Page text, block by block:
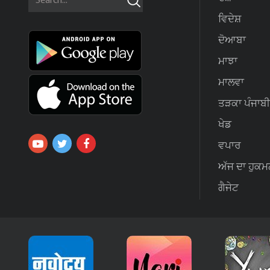
ਵਿਦੇਸ਼
ਦੋਆਬਾ
ਮਾਝਾ
ਮਾਲਵਾ
ਤੜਕਾ ਪੰਜਾਬੀ
ਖੇਡ
ਵਪਾਰ
ਅੱਜ ਦਾ
ਗੈਜੇਟ